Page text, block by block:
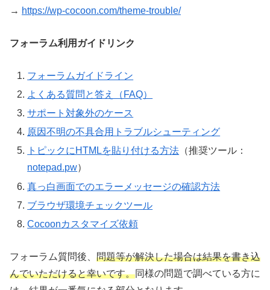
→ https://wp-cocoon.com/theme-trouble/
フォーラム利用ガイドリンク
フォーラムガイドライン
よくある質問と答え（FAQ）
サポート対象外のケース
原因不明の不具合用トラブルシューティング
トピックにHTMLを貼り付ける方法 （推奨ツール：
notepad.pw）
真っ白画面でのエラーメッセージの確認方法
ブラウザ環境チェックツール
Cocoonカスタマイズ依頼
フォーラム質問後、 問題等が解決した場合は結果を書き込
んでいただけると幸いです。同様の問題で調べている方に